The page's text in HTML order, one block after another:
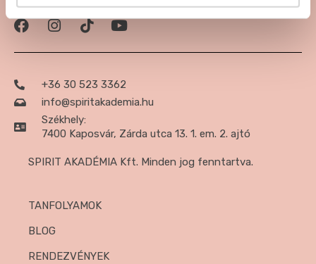
+36 30 523 3362
info@spiritakademia.hu
Székhely:
7400 Kaposvár, Zárda utca 13. 1. em. 2. ajtó
SPIRIT AKADÉMIA Kft. Minden jog fenntartva.
TANFOLYAMOK
BLOG
RENDEZVÉNYEK